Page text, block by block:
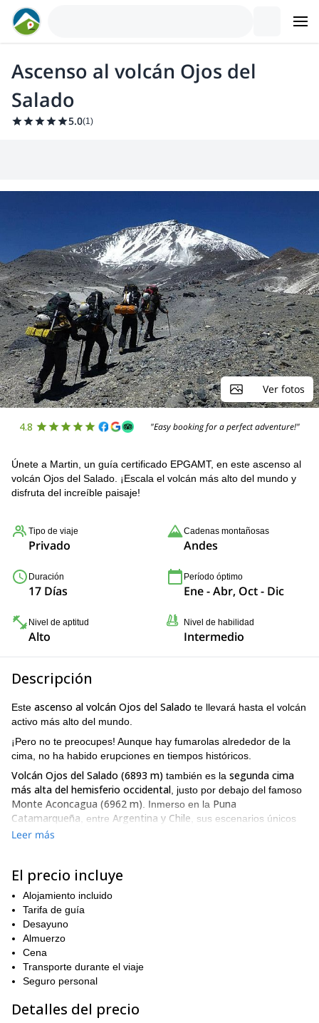
Ascenso al volcán Ojos del
Salado
5.0(1)
Ver fotos
4.8 "Easy booking for a perfect adventure!"
Únete a Martin, un guía certificado EPGAMT, en este ascenso al
volcán Ojos del Salado. ¡Escala el volcán más alto del mundo y
disfruta del increíble paisaje!
Tipo de viaje
Privado
Cadenas montañosas
Andes
Duración
17 Días
Período óptimo
Ene - Abr, Oct - Dic
Nivel de aptitud
Alto
Nivel de habilidad
Intermedio
Descripción
Este ascenso al volcán Ojos del Salado te llevará hasta el volcán
activo más alto del mundo.
¡Pero no te preocupes! Aunque hay fumarolas alrededor de la
cima, no ha habido erupciones en tiempos históricos.
Volcán Ojos del Salado (6893 m) también es la segunda cima
más alta del hemisferio occidental , justo por debajo del famoso
Monte Aconcagua (6962 m) . Inmerso en la Puna
Catamarqueña , entre Argentina y Chile , sus escenarios únicos
se combinan con una vasta soledad, porque es una de las
adecuadamente para que disfrutes cada momento del viaje.
Realizaremos caminatas de aclimatación y días de descanso
para fortalecerte. Además, también te llevaré a un sitio
arqueológico y a una excursión de observación de aves, para
que aprendas un poco más sobre este lugar increíble.
Finalmente, podrás disfrutar de algunos baños termales antes de
comenzar la ascensión.
Este ascenso es bastante fácil, excepto por la sección final, que
escalador experimentado para lograrlo.
Leer más
El precio incluye
Alojamiento incluido
Tarifa de guía
Desayuno
Almuerzo
Cena
Transporte durante el viaje
Seguro personal
Detalles del precio